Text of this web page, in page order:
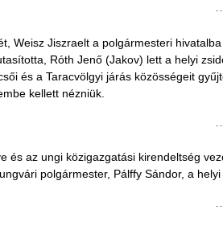
Weisz Jiszraelt a polgármesteri
Róth Jenő (Jakov) lett a helyi
és a Taracvölgyi járás közösségeit
kellett nézniük.
és az ungi közigazgatási kirendeltség
polgármester, Pálffy Sándor, a